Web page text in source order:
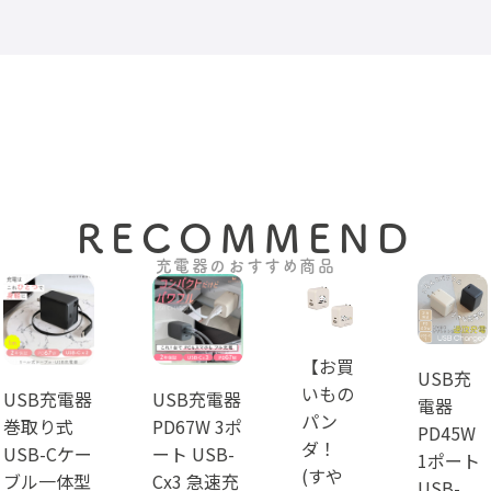
RECOMMEND
充電器のおすすめ商品
USB充電器
巻取り式
USB-Cケー
ブル一体型
USB充電器
PD67W 3ポ
ート USB-
Cx3 急速充
【お買
いもの
パン
ダ！
(すや
USB充
電器
PD45W
1ポート